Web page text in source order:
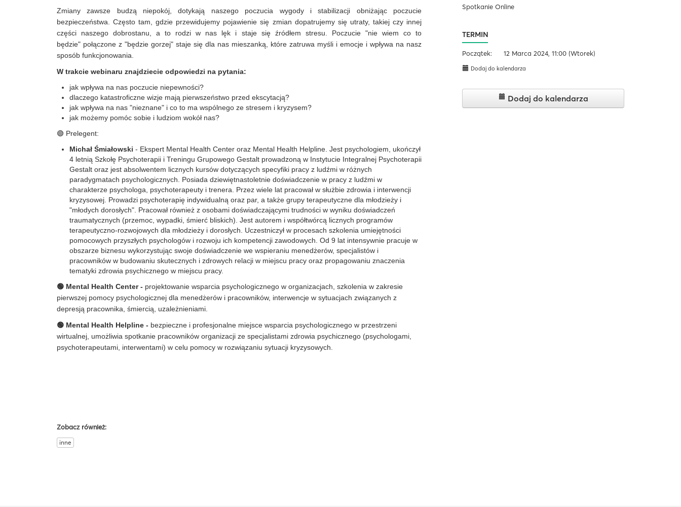
Zmiany zawsze budzą niepokój, dotykają naszego poczucia wygody i stabilizacji obniżając poczucie
bezpieczeństwa. Często tam, gdzie przewidujemy pojawienie się zmian dopatrujemy się utraty, takiej czy innej
części naszego dobrostanu, a to rodzi w nas lęk i staje się źródłem stresu. Poczucie "nie wiem co to
będzie" połączone z "będzie gorzej" staje się dla nas mieszanką, które zatruwa myśli i emocje i wpływa na nasz
sposób funkcjonowania.
W trakcie webinaru znajdziecie odpowiedzi na pytania:
jak wpływa na nas poczucie niepewności?
dlaczego katastroficzne wizje mają pierwszeństwo przed ekscytacją?
jak wpływa na nas "nieznane" i co to ma wspólnego ze stresem i kryzysem?
jak możemy pomóc sobie i ludziom wokół nas?
🟢 Prelegent:
Michał Śmiałowski - Ekspert Mental Health Center oraz Mental Health Helpline. Jest psychologiem, ukończył
4 letnią Szkołę Psychoterapii i Treningu Grupowego Gestalt prowadzoną w Instytucie Integralnej Psychoterapii
Gestalt oraz jest absolwentem licznych kursów dotyczących specyfiki pracy z ludźmi w różnych
paradygmatach psychologicznych. Posiada dziewiętnastoletnie doświadczenie w pracy z ludźmi w
charakterze psychologa, psychoterapeuty i trenera. Przez wiele lat pracował w służbie zdrowia i interwencji
kryzysowej. Prowadzi psychoterapię indywidualną oraz par, a także grupy terapeutyczne dla młodzieży i
"młodych dorosłych". Pracował również z osobami doświadczającymi trudności w wyniku doświadczeń
traumatycznych (przemoc, wypadki, śmierć bliskich). Jest autorem i współtwórcą licznych programów
terapeutyczno-rozwojowych dla młodzieży i dorosłych. Uczestniczył w procesach szkolenia umiejętności
pomocowych przyszłych psychologów i rozwoju ich kompetencji zawodowych. Od 9 lat intensywnie pracuje w
obszarze biznesu wykorzystując swoje doświadczenie we wspieraniu menedżerów, specjalistów i
pracowników w budowaniu skutecznych i zdrowych relacji w miejscu pracy oraz propagowaniu znaczenia
tematyki zdrowia psychicznego w miejscu pracy.
🟢 Mental Health Center - projektowanie wsparcia psychologicznego w organizacjach, szkolenia w zakresie
pierwszej pomocy psychologicznej dla menedżerów i pracowników, interwencje w sytuacjach związanych z
depresją pracownika, śmiercią, uzależnieniami.
🟢 Mental Health Helpline - bezpieczne i profesjonalne miejsce wsparcia psychologicznego w przestrzeni
wirtualnej, umożliwia spotkanie pracowników organizacji ze specjalistami zdrowia psychicznego (psychologami,
psychoterapeutami, interwentami) w celu pomocy w rozwiązaniu sytuacji kryzysowych.
Zobacz również:
inne
Spotkanie Online
TERMIN
Początek: 12 Marca 2024, 11:00 (Wtorek)
Dodaj do kalendarza
Dodaj do kalendarza